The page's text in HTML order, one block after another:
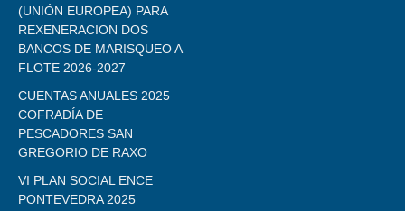
(UNIÓN EUROPEA) PARA
REXENERACION DOS
BANCOS DE MARISQUEO A
FLOTE 2026-2027
CUENTAS ANUALES 2025
COFRADÍA DE
PESCADORES SAN
GREGORIO DE RAXO
VI PLAN SOCIAL ENCE
PONTEVEDRA 2025